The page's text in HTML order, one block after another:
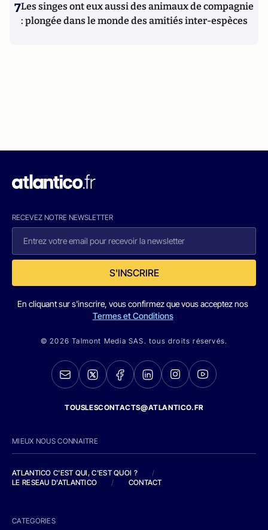
7Les singes ont eux aussi des animaux de compagnie
: plongée dans le monde des amitiés inter-espèces
RECEVEZ NOTRE NEWSLETTER
S'INSCRIRE
En cliquant sur s'inscrire, vous confirmez que vous acceptez nos
Termes et Conditions
© 2026 Talmont Media SAS. tous droits réservés.
TOUSLESCONTACTS@ATLANTICO.FR
MIEUX NOUS CONNAITRE
ATLANTICO C'EST QUI, C'EST QUOI ?
/
LE RESEAU D'ATLANTICO
/ CONTACT
CATEGORIES